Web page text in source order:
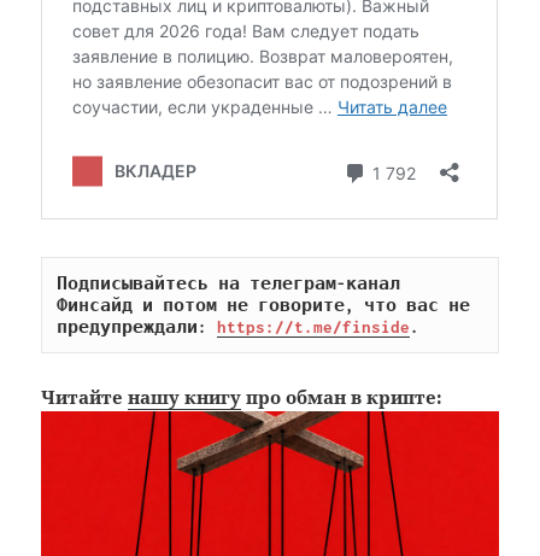
Подписывайтесь на телеграм-канал
Финсайд и потом не говорите, что вас не
предупреждали: https://t.me/finside.
Читайтенашу книгу про обман в крипте: